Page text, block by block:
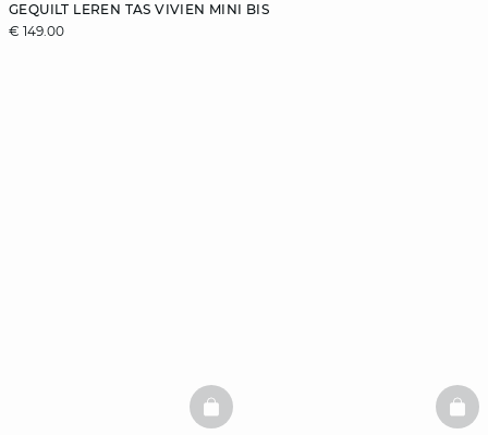
GEQUILT LEREN TAS VIVIEN MINI BIS
€ 149.00
BASKETFULL